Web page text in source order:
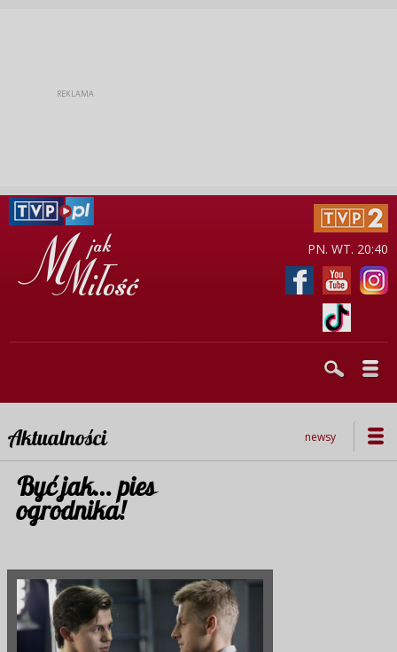
PN. WT. 20:40
Aktualności newsy
Być jak… pies
ogrodnika!